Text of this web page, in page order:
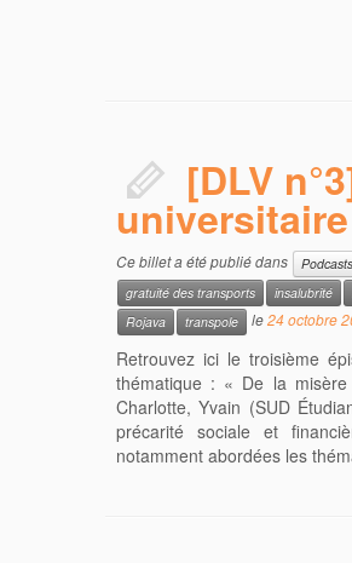
[DLV
universitaire
Ce billet a été publié dans Podcasts
gratuité des transports
insalubrité
Rojava
transpole le24 octobre
Retrouvez ici le troisième
thématique : « De la
Charlotte, Yvain (SUD
précarité sociale et
notamment abordées les